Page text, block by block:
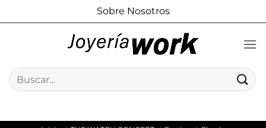
al
Sobre Nosotros
Buscar
por: